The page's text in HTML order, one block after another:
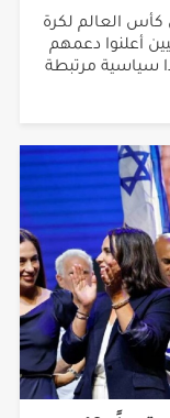
كأس العالم لكرة
أعلنوا دعمهم
سياسية مرتبطة